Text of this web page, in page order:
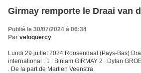
Girmay remporte le Draai van
Publié le 30/07/2024 à 06:34
Par veloquercy
Lundi 29 juillet 2024 Roosendaal (Pays-Bas)
international . 1 : Biniam GIRMAY 2 : Dylan
. De la part de Martien Veenstra